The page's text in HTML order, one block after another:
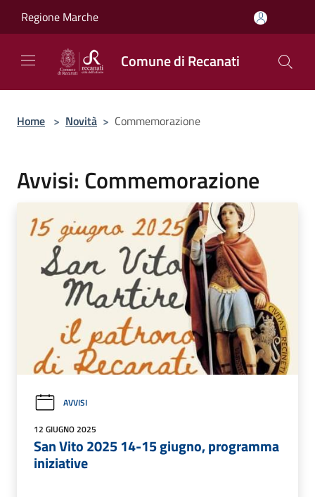
Regione Marche
Comune di Recanati
Home > Novità > Commemorazione
Avvisi: Commemorazione
AVVISI
12 GIUGNO 2025
San Vito 2025 14-15 giugno, programma
iniziative